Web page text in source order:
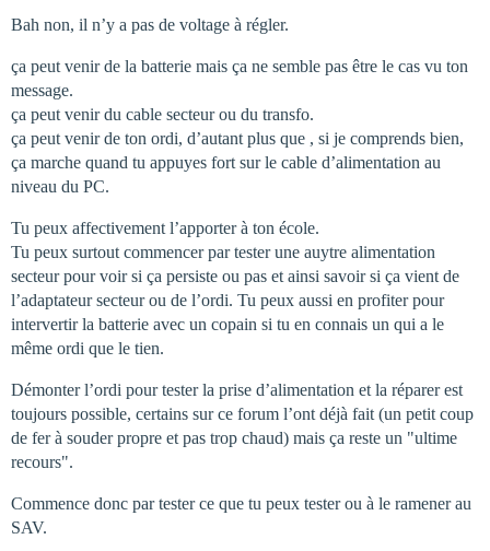
Bah non, il n’y a pas de voltage à régler.
ça peut venir de la batterie mais ça ne semble pas être le cas vu ton
message.
ça peut venir du cable secteur ou du transfo.
ça peut venir de ton ordi, d’autant plus que , si je comprends bien,
ça marche quand tu appuyes fort sur le cable d’alimentation au
niveau du PC.
Tu peux affectivement l’apporter à ton école.
Tu peux surtout commencer par tester une auytre alimentation
secteur pour voir si ça persiste ou pas et ainsi savoir si ça vient de
l’adaptateur secteur ou de l’ordi. Tu peux aussi en profiter pour
intervertir la batterie avec un copain si tu en connais un qui a le
même ordi que le tien.
Démonter l’ordi pour tester la prise d’alimentation et la réparer est
toujours possible, certains sur ce forum l’ont déjà fait (un petit coup
de fer à souder propre et pas trop chaud) mais ça reste un "ultime
recours".
Commence donc par tester ce que tu peux tester ou à le ramener au
SAV.